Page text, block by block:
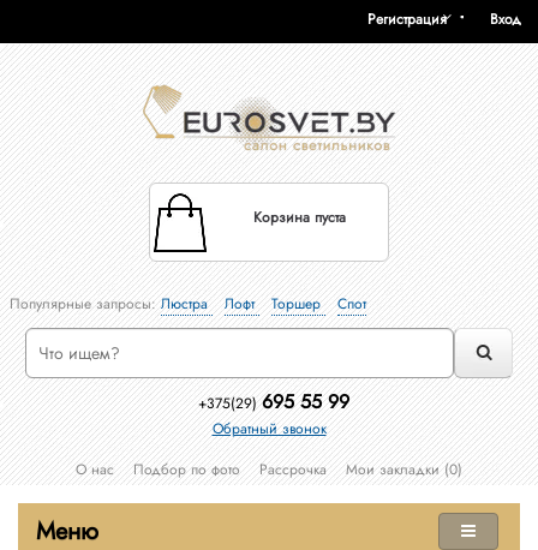
Вход
Регистрация
Корзина пуста
Популярные запросы:Люстра Лофт Торшер Спот
+375(29) 695 55 99
Обратный звонок
О нас
Подбор по фото Рассрочка Мои закладки (0)
Меню